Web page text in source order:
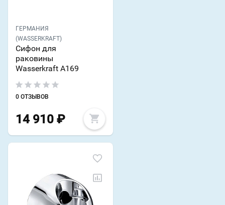
ГЕРМАНИЯ
(WASSERKRAFT)
Сифон для
раковины
Wasserkraft A169
0 ОТЗЫВОВ
14 910 ₽